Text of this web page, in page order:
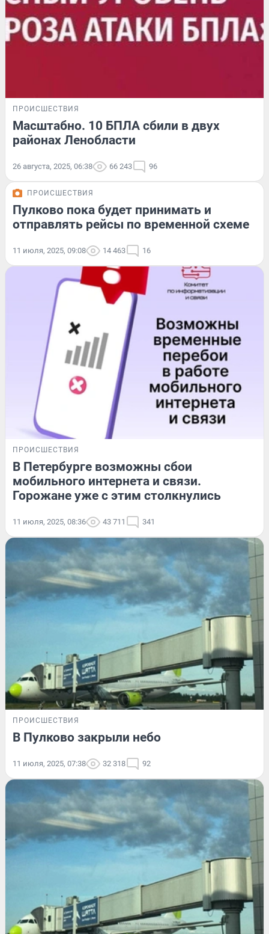
ПРОИСШЕСТВИЯ
Масштабно. 10 БПЛА сбили в двух
районах Ленобласти
26 августа, 2025, 06:38 66 243 96
ПРОИСШЕСТВИЯ
Пулково пока будет принимать и
отправлять рейсы по временной схеме
11 июля, 2025, 09:08 14 463 16
ПРОИСШЕСТВИЯ
В Петербурге возможны сбои
мобильного интернета и связи.
Горожане уже с этим столкнулись
11 июля, 2025, 08:36 43 711 341
ПРОИСШЕСТВИЯ
В Пулково закрыли небо
11 июля, 2025, 07:38 32 318 92